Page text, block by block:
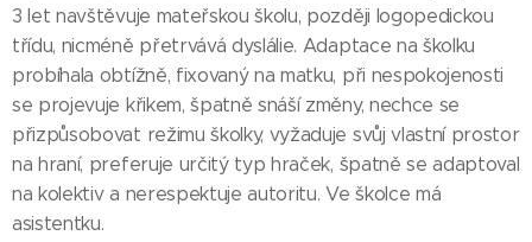
3 let navštěvuje mateřskou školu, později logopedickou
třídu, nicméně přetrvává dyslálie. Adaptace na školku
probíhala obtížně, fixovaný na matku, při nespokojenosti
se projevuje křikem, špatně snáší změny, nechce se
přizpůsobovat režimu školky, vyžaduje svůj vlastní prostor
na hraní, preferuje určitý typ hraček, špatně se adaptoval
na kolektiv a nerespektuje autoritu. Ve školce má
asistentku.